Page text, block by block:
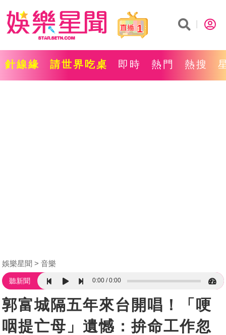
1
針線緣 請世界吃桌 即時 熱門 熱搜
娛樂星聞 音樂
聽新聞 0:00 0:00
郭富城隔五年來台開唱！「哽
咽提亡母」遺憾：拚命工作忽